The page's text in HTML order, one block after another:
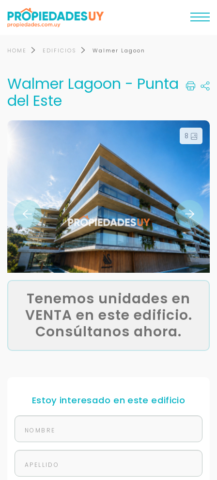
HOME EDIFICIOS Walmer Lagoon
Walmer Lagoon - Punta
del Este
8
Tenemos unidades en
VENTA en este edificio.
Consúltanos ahora.
Estoy interesado en este edificio